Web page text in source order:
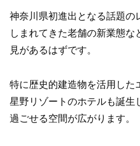
神奈川県初進出となる話題の
しまれてきた老舗の新業態
見があるはずです。
特に歴史的建造物を活用した
星野リゾートのホテルも誕生
過ごせる空間が広がります。